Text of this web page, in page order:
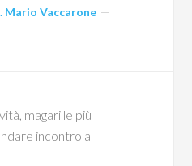
Mario Vaccarone
magari le più
incontro a